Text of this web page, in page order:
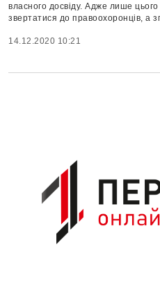
власного досвіду. Адже лише цього
звертатися до правоохоронців, а
14.12.2020 10:21